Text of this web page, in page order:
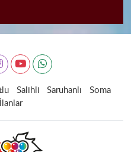
Salihli Saruhanlı
Soma